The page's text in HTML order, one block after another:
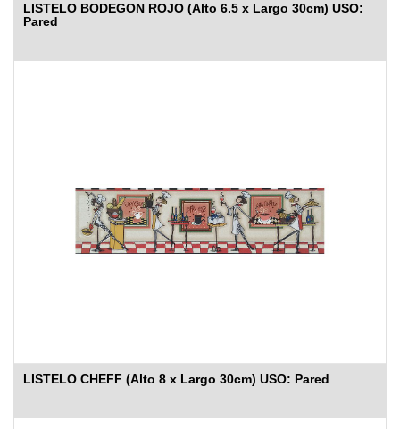
LISTELO BODEGON ROJO (Alto 6.5 x Largo 30cm) USO:
Pared
LISTELO CHEFF (Alto 8 x Largo 30cm) USO: Pared